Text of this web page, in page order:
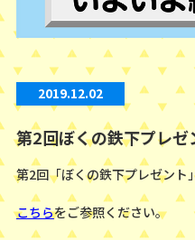
2019.12.02
第2回ぼくの鉄下プレ
第2回「ぼくの鉄下プレゼント
こちらをご参照ください。